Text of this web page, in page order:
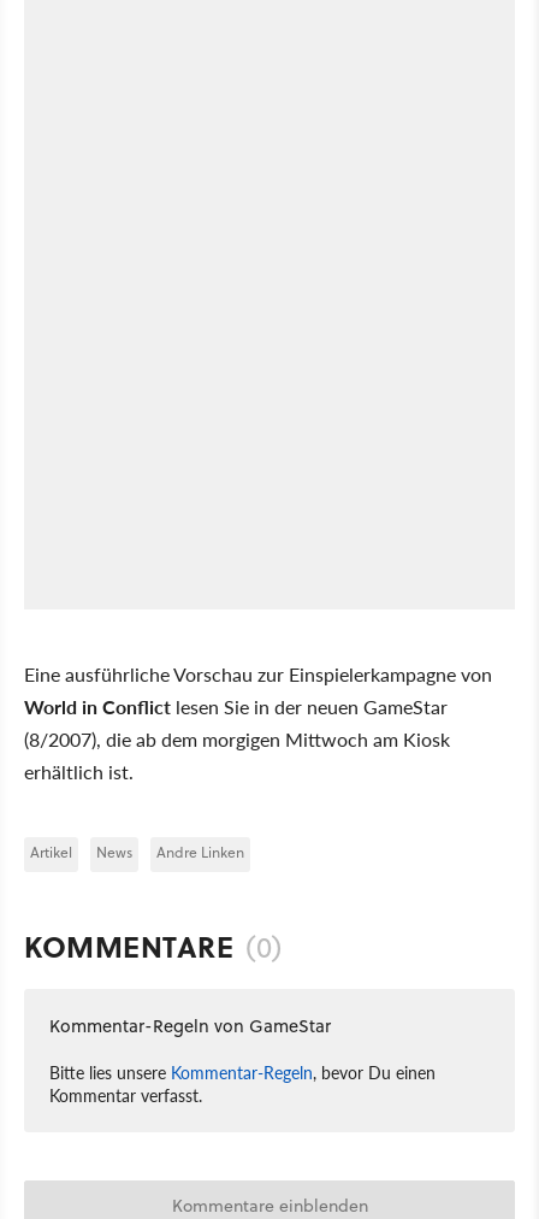
Eine ausführliche Vorschau zur Einspielerkampagne von
World in Conflict lesen Sie in der neuen GameStar
(8/2007), die ab dem morgigen Mittwoch am Kiosk
erhältlich ist.
Artikel News Andre Linken
KOMMENTARE (0)
Kommentar-Regeln von GameStar
Bitte lies unsere Kommentar-Regeln, bevor Du einen
Kommentar verfasst.
Kommentare einblenden